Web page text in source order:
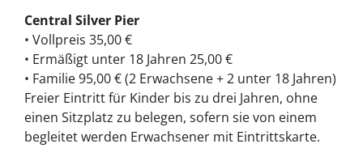
Central Silver Pier
• Vollpreis 35,00 €
• Ermäßigt unter 18 Jahren 25,00 €
• Familie 95,00 € (2 Erwachsene + 2 unter 18 Jahren)
Freier Eintritt für Kinder bis zu drei Jahren, ohne
einen Sitzplatz zu belegen, sofern sie von einem
begleitet werden Erwachsener mit Eintrittskarte.